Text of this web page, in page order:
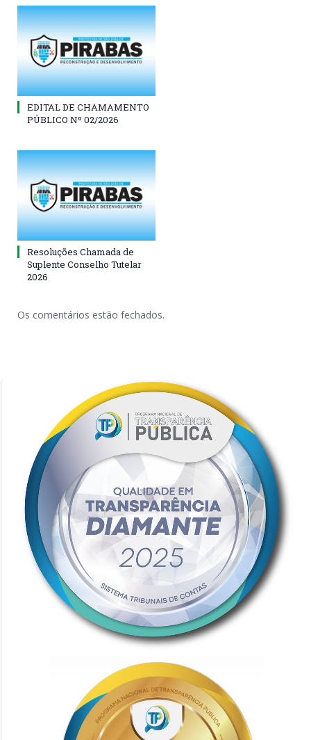
EDITAL DE CHAMAMENTO
PÚBLICO Nº 02/2026
Resoluções Chamada de
Suplente Conselho Tutelar
2026
Os comentários estão fechados.